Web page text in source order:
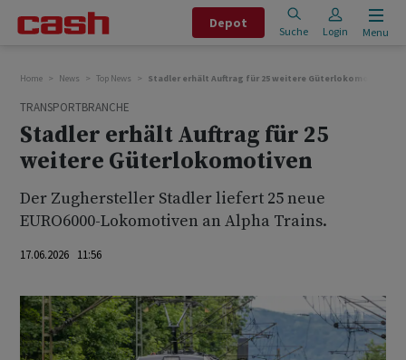
Depot
Suche Login Menu
Home News Top News Stadler erhält Auftrag für 25 weitere Güterlokomotiven
TRANSPORTBRANCHE
Stadler erhält Auftrag für 25
weitere Güterlokomotiven
Der Zughersteller Stadler liefert 25 neue
EURO6000-Lokomotiven an Alpha Trains.
17.06.2026 11:56